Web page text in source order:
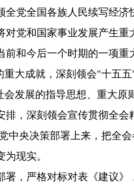
党全国各族人民续写经
党和国家事业发展产生重
和今后一个时期的一项
大成就，深刻领会"十五
发展的指导思想、重大原
，深刻领会宣传贯彻全
央决策部署上来，把全
现实。
，严格对标对表《建议